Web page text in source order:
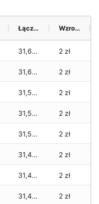
Łącznie Wzrost (28 dni)
31,646 zł 2 zł
31,646 zł 2 zł
31,572 zł 2 zł
31,572 zł 2 zł
31,554 zł 2 zł
31,484 zł 2 zł
31,435 zł 2 zł
31,435 zł 2 zł